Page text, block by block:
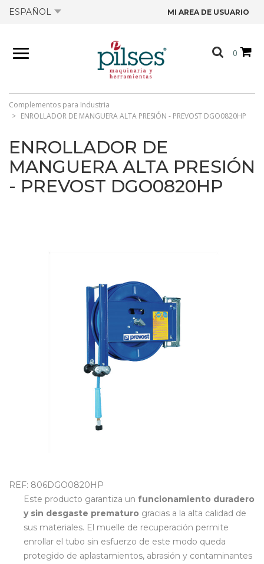
ESPAÑOL MI AREA DE USUARIO
0
PRODUCTOS
TIENDA
OFERTAS
CATÁLOGOS
Complementos para Industria
ENROLLADOR DE MANGUERA ALTA PRESIÓN - PREVOST DGO0820HP
ENROLLADOR DE
MANGUERA ALTA PRESIÓN
- PREVOST DGO0820HP
REF: 806DGO0820HP
Este producto garantiza un funcionamiento duradero
y sin desgaste prematuro gracias a la alta calidad de
sus materiales. El muelle de recuperación permite
enrollar el tubo sin esfuerzo de este modo queda
protegido de aplastamientos, abrasión y contaminantes